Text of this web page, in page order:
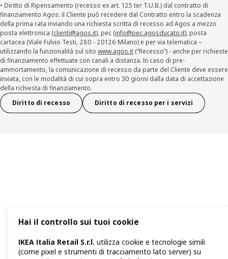
• Diritto di Ripensamento (recesso ex art. 125 ter T.U.B.) dal contratto di
finanziamento Agos: il Cliente può recedere dal Contratto entro la scadenza
della prima rata inviando una richiesta scritta di recesso ad Agos a mezzo
posta elettronica (clienti@agos.it), pec (info@pec.agosducato.it), posta
cartacea (Viale Fulvio Testi, 280 - 20126 Milano) e per via telematica –
utilizzando la funzionalità sul sito www.agos.it (“Recesso”) - anche per richieste
di finanziamento effettuate con canali a distanza. In caso di pre-
ammortamento, la comunicazione di recesso da parte del Cliente deve essere
inviata, con le modalità di cui sopra entro 30 giorni dalla data di accettazione
della richiesta di finanziamento.
Diritto di recesso
Diritto di recesso per i servizi
Hai il controllo sui tuoi cookie
IKEA Italia Retail S.r.l. utilizza cookie e tecnologie simili
(come pixel e strumenti di tracciamento lato server) su